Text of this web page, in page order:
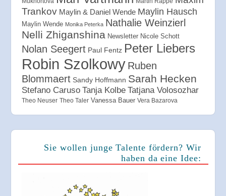
Trankov Maylin & Daniel Wende Maylin Hausch
Maylin Wende Monika Peterka Nathalie Weinzierl
Nelli Zhiganshina Newsletter Nicole Schott
Nolan Seegert Paul Fentz Peter Liebers
Robin Szolkowy Ruben
Blommaert Sandy Hoffmann Sarah Hecken
Stefano Caruso Tanja Kolbe Tatjana Volosozhar
Theo Neuser Theo Taler Vanessa Bauer Vera Bazarova
Sie wollen junge Talente fördern? Wir
haben da eine Idee: